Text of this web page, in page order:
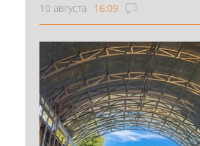
10 августа 16:09